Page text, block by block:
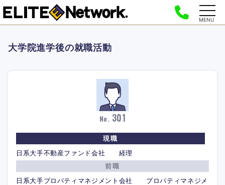
MENU
大学院進学後の就職活動
No. 301
現職
日系大手不動産ファンド会社 経理
前職
日系大手プロパティマネジメント会社 プロパティマネジメ